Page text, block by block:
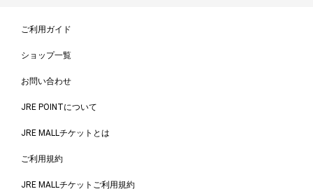
ご利用ガイド
ショップ一覧
お問い合わせ
JRE POINTについて
JRE MALLチケットとは
ご利用規約
JRE MALLチケットご利用規約